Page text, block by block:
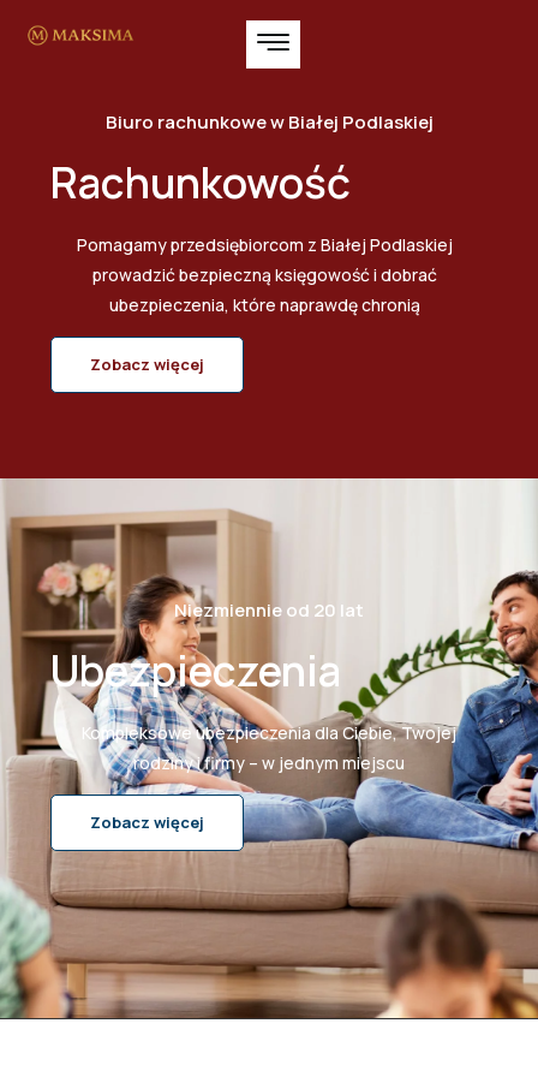
Biuro rachunkowe w Białej Podlaskiej
Rachunkowość
Pomagamy przedsiębiorcom z Białej Podlaskiej
prowadzić bezpieczną księgowość i dobrać
ubezpieczenia, które naprawdę chronią
Zobacz więcej
Niezmiennie od 20 lat
Ubezpieczenia
Kompleksowe ubezpieczenia dla Ciebie, Twojej
rodziny i firmy – w jednym miejscu
Zobacz więcej